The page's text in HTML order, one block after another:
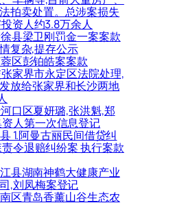
拍卖处置。总涉案损失
资人约3.8万余人
县梁卫刚罚金一案案款
复杂,提存公示
区彭铂皓案案款
家界市永定区法院处理,
放给张家界和长沙两地
口区夏妍璐,张洪魁,郑
人第一次信息登记
1.阿曼古丽民间借贷纠
令退赔纠纷案 执行案款
县湖南神鹤大健康产业
,刘凤梅案登记
区青岛香薰山谷生态农